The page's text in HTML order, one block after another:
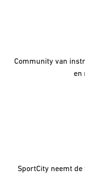
Community van
en
SportCity neemt